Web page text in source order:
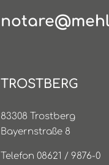
TROSTBERG
83308 Trostberg
Bayernstraße 8
Telefon 08621 / 9876-0